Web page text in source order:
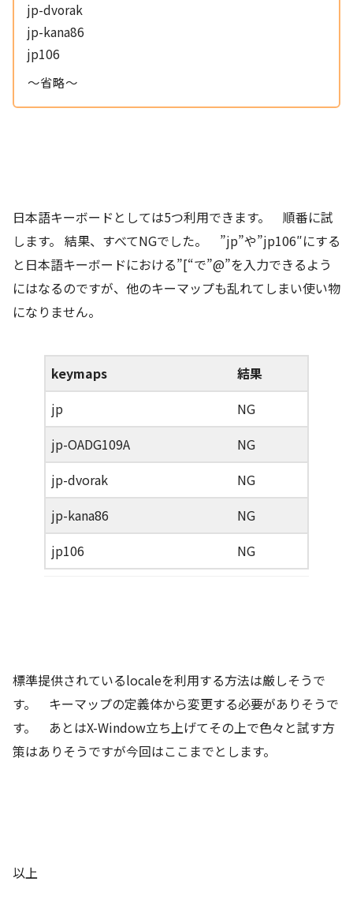
jp-dvorak
jp-kana86
jp106
～省略～
日本語キーボードとしては5つ利用できます。 順番に試
します。 結果、すべてNGでした。 ”jp”や”jp106″にする
と日本語キーボードにおける”[“で”@”を入力できるよう
にはなるのですが、他のキーマップも乱れてしまい使い物
になりません。
keymaps
結果
jp
NG
jp-OADG109A
NG
jp-dvorak
NG
jp-kana86
NG
jp106
NG
標準提供されているlocaleを利用する方法は厳しそうで
す。 キーマップの定義体から変更する必要がありそうで
す。 あとはX-Window立ち上げてその上で色々と試す方
策はありそうですが今回はここまでとします。
以上